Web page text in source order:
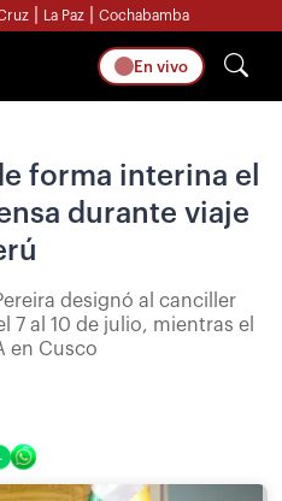
La Paz Cochabamba
En vivo
forma interina el
durante viaje
designó al canciller
al 10 de julio, mientras el
en Cusco